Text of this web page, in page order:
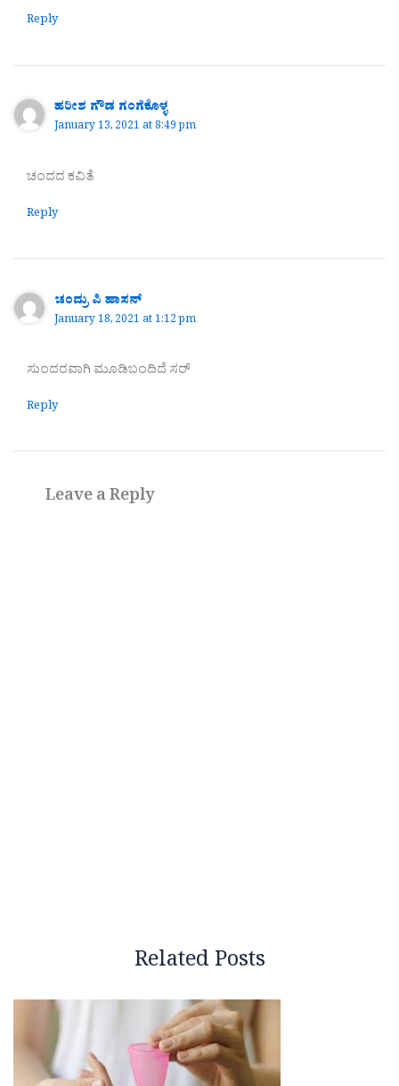
Reply
ಹರೀಶ ಗೌಡ ಗಂಗೆಕೊಳ್ಳ
January 13, 2021 at 8:49 pm
ಚಂದದ ಕವಿತೆ
Reply
ಚಂದ್ರು ಪಿ ಹಾಸನ್
January 18, 2021 at 1:12 pm
ಸುಂದರವಾಗಿ ಮೂಡಿಬಂದಿದೆ ಸರ್
Reply
Leave a Reply
Related Posts